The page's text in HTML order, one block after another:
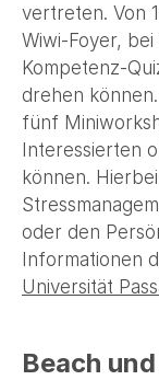
vertreten. Von
Wiwi-Foyer,
Kompetenz-
drehen
fünf
Interessierten
können.
oder den
Informationen
Universität
Beach